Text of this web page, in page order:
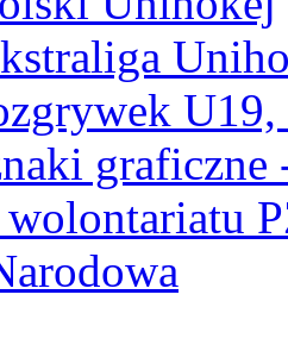
graficzne
wolontariatu